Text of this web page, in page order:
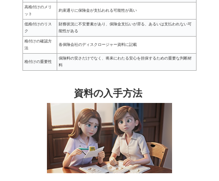
高格付けのメリ
ット
約束通りに保険金が支払われる可能性が高い
低格付けのリス
ク
財務状況に不安要素があり、保険金支払いが滞る、あるいは支払われない可
能性がある
格付けの確認方
法
各保険会社のディスクロージャー資料に記載
格付けの重要性
保険料の安さだけでなく、将来にわたる安心を担保するための重要な判断材
料
資料の入手方法